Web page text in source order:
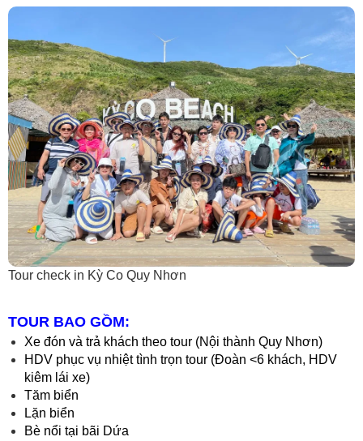
Tour check in Kỳ Co Quy Nhơn
TOUR BAO GỒM:
Xe đón và trả khách theo tour (Nội thành Quy Nhơn)
HDV phục vụ nhiệt tình trọn tour (Đoàn <6 khách, HDV
kiêm lái xe)
Tăm biển
Lặn biển
Bè nổi tại bãi Dứa